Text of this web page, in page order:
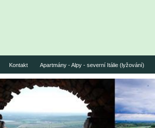
Kontakt Apartmány - Alpy - severní Itálie (lyžování)